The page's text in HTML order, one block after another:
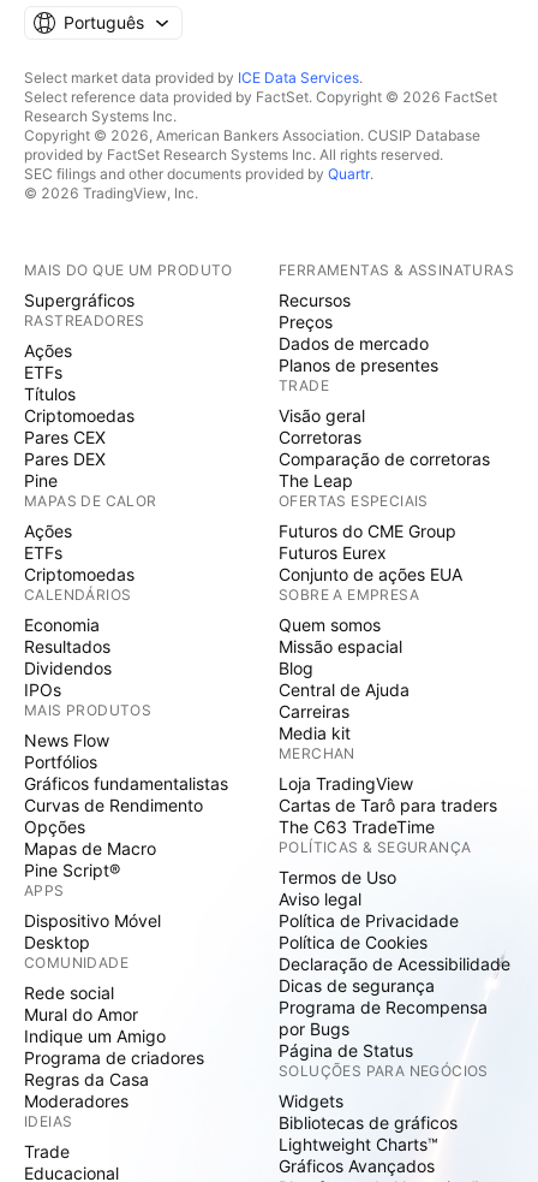
Português
Select market data provided by ICE Data Services.
Select reference data provided by FactSet. Copyright © 2026 FactSet
Research Systems Inc.
Copyright © 2026, American Bankers Association. CUSIP Database
provided by FactSet Research Systems Inc. All rights reserved.
SEC filings and other documents provided by Quartr.
© 2026 TradingView, Inc.
MAIS DO QUE UM PRODUTO
Supergráficos
RASTREADORES
Ações
ETFs
Títulos
Criptomoedas
Pares CEX
Pares DEX
Pine
MAPAS DE CALOR
Ações
ETFs
Criptomoedas
CALENDÁRIOS
Economia
Resultados
Dividendos
IPOs
MAIS PRODUTOS
News Flow
Portfólios
Gráficos fundamentalistas
Curvas de Rendimento
Opções
Mapas de Macro
Pine Script®
APPS
Dispositivo Móvel
Desktop
COMUNIDADE
Rede social
Mural do Amor
Indique um Amigo
Programa de criadores
Regras da Casa
Moderadores
IDEIAS
Trade
Educacional
FERRAMENTAS & ASSINATURAS
Recursos
Preços
Dados de mercado
Planos de presentes
TRADE
Visão geral
Corretoras
Comparação de corretoras
The Leap
OFERTAS ESPECIAIS
Futuros do CME Group
Futuros Eurex
Conjunto de ações EUA
SOBRE A EMPRESA
Quem somos
Missão espacial
Blog
Central de Ajuda
Carreiras
Media kit
MERCHAN
Loja TradingView
Cartas de Tarô para traders
The C63 TradeTime
POLÍTICAS & SEGURANÇA
Termos de Uso
Aviso legal
Política de Privacidade
Política de Cookies
Declaração de Acessibilidade
Dicas de segurança
Programa de Recompensa
por Bugs
Página de Status
SOLUÇÕES PARA NEGÓCIOS
Widgets
Bibliotecas de gráficos
Lightweight Charts™
Gráficos Avançados